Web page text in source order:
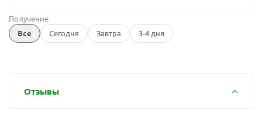
Получение
Все
Сегодня Завтра 3-4 дня
Отзывы